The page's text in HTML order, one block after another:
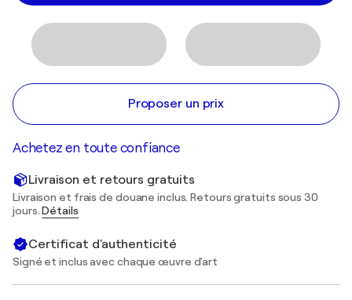
Proposer un prix
Achetez en toute confiance
Livraison et retours gratuits
Livraison et frais de douane inclus. Retours gratuits sous 30
jours.Détails
Certificat d'authenticité
Signé et inclus avec chaque œuvre d'art